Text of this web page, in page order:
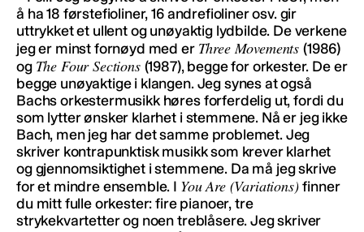
å ha 18 førstefioliner, 16 andrefioliner osv. gir
uttrykket et ullent og unøyaktig lydbilde. De verkene
jeg er minst fornøyd med er Three Movements (1986)
og The Four Sections (1987), begge for orkester. De er
begge unøyaktige i klangen. Jeg synes at også
Bachs orkestermusikk høres forferdelig ut, fordi du
som lytter ønsker klarhet i stemmene. Nå er jeg ikke
Bach, men jeg har det samme problemet. Jeg
skriver kontrapunktisk musikk som krever klarhet
og gjennomsiktighet i stemmene. Da må jeg skrive
for et mindre ensemble. I You Are (Variations)finner
du mitt fulle orkester: fire pianoer, tre
strykekvartetter og noen treblåsere. Jeg skriver